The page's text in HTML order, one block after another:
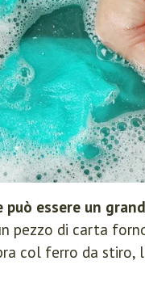
può essere un
pezzo di carta
col ferro da stiro,